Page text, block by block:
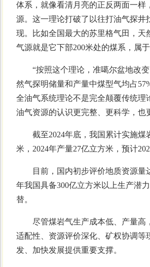
体系，就像看清月亮的正反两面一
源。这一理论打破了以往打油气探
现。比如全国最大的苏里格气田，天
气源就是它下部200米处的煤系，属
“按照这个理论，准噶尔盆地改变
然气探明储量和产量中煤型气均占
全油气系统理论不是完全颠覆传统理
油气资源的认识更完整、更科学，也
截至2024年底，我国累计实施煤
米，2024年产量27亿立方米，预计
目前，国内初步评价地质资源量达
年我国具备300亿立方米以上生产潜
替。
尽管煤岩气生产成本低、产量高
适配性、资源评价深化、矿权协调
发、加快发展提供重要支撑。